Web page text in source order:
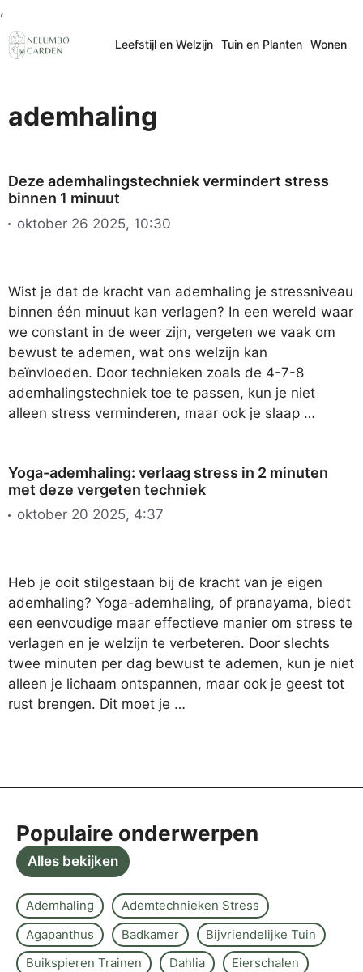
,
naar
de
Leefstijl en Welzijn Tuin en Planten Wonen
ademhaling
Deze ademhalingstechniek vermindert stress
binnen 1 minuut
oktober 26 2025, 10:30
Wist je dat de kracht van ademhaling je stressniveau
binnen één minuut kan verlagen? In een wereld waar
we constant in de weer zijn, vergeten we vaak om
bewust te ademen, wat ons welzijn kan
beïnvloeden. Door technieken zoals de 4-7-8
ademhalingstechniek toe te passen, kun je niet
alleen stress verminderen, maar ook je slaap …
Yoga-ademhaling: verlaag stress in 2 minuten
met deze vergeten techniek
oktober 20 2025, 4:37
Heb je ooit stilgestaan bij de kracht van je eigen
ademhaling? Yoga-ademhaling, of pranayama, biedt
een eenvoudige maar effectieve manier om stress te
verlagen en je welzijn te verbeteren. Door slechts
twee minuten per dag bewust te ademen, kun je niet
alleen je lichaam ontspannen, maar ook je geest tot
rust brengen. Dit moet je …
Populaire onderwerpen
Alles bekijken
Ademhaling
Ademtechnieken Stress
Agapanthus
Badkamer
Bijvriendelijke Tuin
Buikspieren Trainen
Dahlia
Eierschalen